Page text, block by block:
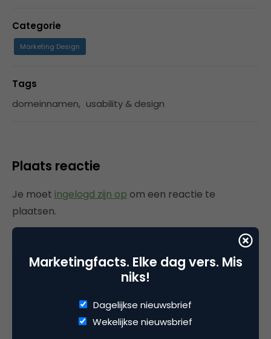
Categorie
Marketing Design
Tags
domeinnamen, usability & design
Plaats reactie
Je moet ingelogd zijn op om een reactie te
plaatsen.
Gerelateerde artikelen
AI-logogeneratoren: dit zijn de
populairste tools voor
Marketingfacts. Elke dag vers. Mis
niks!
Dagelijkse nieuwsbrief
Wekelijkse nieuwsbrief